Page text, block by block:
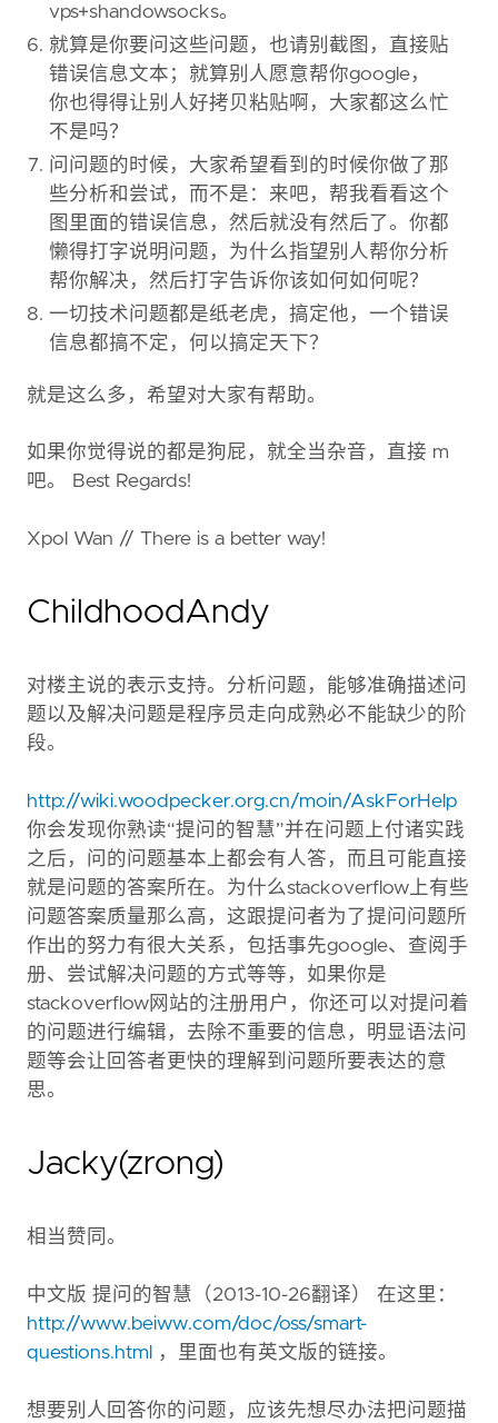
vps+shandowsocks。
就算是你要问这些问题，也请别截图，直接贴
错误信息文本；就算别人愿意帮你google，
你也得得让别人好拷贝粘贴啊，大家都这么忙
不是吗？
问问题的时候，大家希望看到的时候你做了那
些分析和尝试，而不是：来吧，帮我看看这个
图里面的错误信息，然后就没有然后了。你都
懒得打字说明问题，为什么指望别人帮你分析
帮你解决，然后打字告诉你该如何如何呢？
一切技术问题都是纸老虎，搞定他，一个错误
信息都搞不定，何以搞定天下？
就是这么多，希望对大家有帮助。
如果你觉得说的都是狗屁，就全当杂音，直接 m
吧。 Best Regards!
Xpol Wan // There is a better way!
ChildhoodAndy
对楼主说的表示支持。分析问题，能够准确描述问
题以及解决问题是程序员走向成熟必不能缺少的阶
段。
http://wiki.woodpecker.org.cn/moin/AskForHelp
你会发现你熟读“提问的智慧”并在问题上付诸实践
之后，问的问题基本上都会有人答，而且可能直接
就是问题的答案所在。为什么stackoverflow上有些
问题答案质量那么高，这跟提问者为了提问问题所
作出的努力有很大关系，包括事先google、查阅手
册、尝试解决问题的方式等等，如果你是
stackoverflow网站的注册用户，你还可以对提问着
的问题进行编辑，去除不重要的信息，明显语法问
题等会让回答者更快的理解到问题所要表达的意
思。
Jacky(zrong)
相当赞同。
中文版 提问的智慧（2013-10-26翻译） 在这里：
http://www.beiww.com/doc/oss/smart-
questions.html
，里面也有英文版的链接。
想要别人回答你的问题，应该先想尽办法把问题描